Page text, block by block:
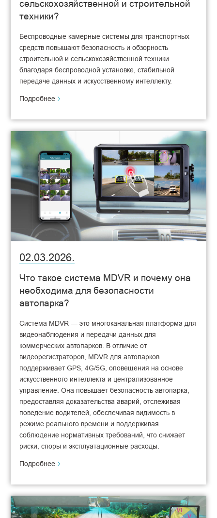
сельскохозяйственной и строительной
техники?
Беспроводные камерные системы для транспортных
средств повышают безопасность и обзорность
строительной и сельскохозяйственной техники
благодаря беспроводной установке, стабильной
передаче данных и искусственному интеллекту.
Подробнее
02.03.2026.
Что такое система MDVR и почему она
необходима для безопасности
автопарка?
Система MDVR — это многоканальная платформа для
видеонаблюдения и передачи данных для
коммерческих автопарков. В отличие от
видеорегистраторов, MDVR для автопарков
поддерживает GPS, 4G/5G, оповещения на основе
искусственного интеллекта и централизованное
управление. Она повышает безопасность автопарка,
предоставляя доказательства аварий, отслеживая
поведение водителей, обеспечивая видимость в
режиме реального времени и поддерживая
соблюдение нормативных требований, что снижает
риски, споры и эксплуатационные расходы.
Подробнее